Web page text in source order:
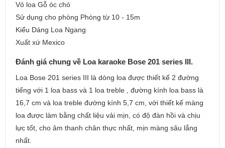
Vỏ loa Gỗ óc chó
Sử dụng cho phòng Phòng từ 10 - 15m
Kiểu Dáng Loa Ngang
Xuất xứ Mexico
Đánh giá chung về Loa karaoke Bose 201 series III.
Loa Bose 201 series III là dòng loa được thiết kế 2 đường
tiếng với 1 loa bass và 1 loa treble , đường kính loa bass là
16,7 cm và loa treble đường kính 5,7 cm, với thiết kế màng
loa được làm bằng chất liệu vải mịn, có độ đàn hồi và chịu
lực tốt, cho âm thanh chân thực nhất, mịn màng sâu lắng
nhất.